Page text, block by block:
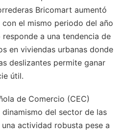
Bricomart aumentó
con el mismo periodo del año
a una tendencia de
en viviendas urbanas donde
deslizantes permite ganar
útil.
de Comercio (CEC)
del sector de las
actividad robusta pese a